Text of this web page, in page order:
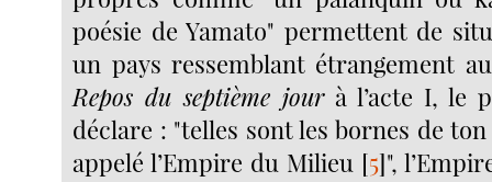
poésie de Yamato" permettent de
un pays ressemblant étrangement
Repos du septième jourà l’acte I, le
déclare : "telles sont les bornes de
appelé l’Empire du Milieu [5]",